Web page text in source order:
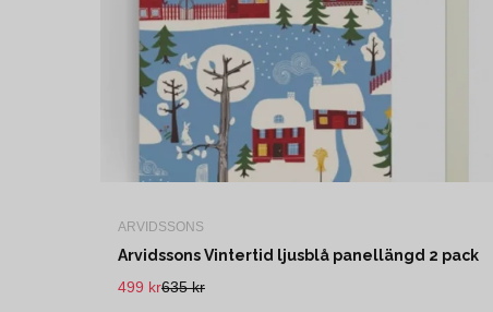
ARVIDSSONS
Arvidssons Vintertid ljusblå panellängd 2 pack
635 kr
499 kr